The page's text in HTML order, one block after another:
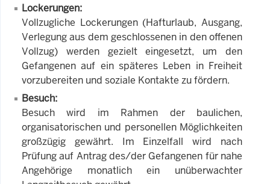
Lockerungen:
Vollzugliche Lockerungen (Hafturlaub, Ausgang,
Verlegung aus dem geschlossenen in den offenen
Vollzug) werden gezielt eingesetzt, um den
Gefangenen auf ein späteres Leben in Freiheit
vorzubereiten und soziale Kontakte zu fördern.
Besuch:
Besuch wird im Rahmen der baulichen,
organisatorischen und personellen Möglichkeiten
großzügig gewährt. Im Einzelfall wird nach
Prüfung auf Antrag des/der Gefangenen für nahe
Angehörige monatlich ein unüberwachter